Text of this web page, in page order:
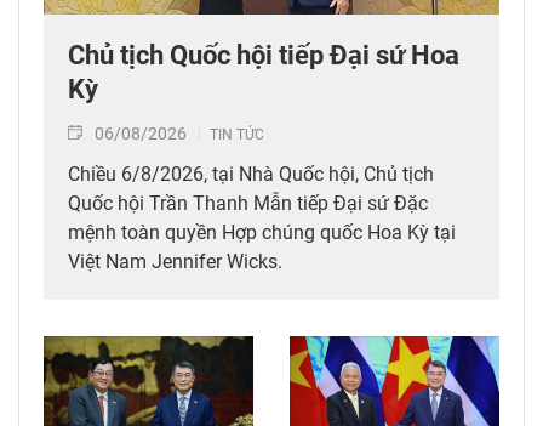
Chủ tịch Quốc hội tiếp Đại sứ Hoa
Kỳ
06/08/2026 TIN TỨC
Chiều 6/8/2026, tại Nhà Quốc hội, Chủ tịch
Quốc hội Trần Thanh Mẫn tiếp Đại sứ Đặc
mệnh toàn quyền Hợp chúng quốc Hoa Kỳ tại
Việt Nam Jennifer Wicks.